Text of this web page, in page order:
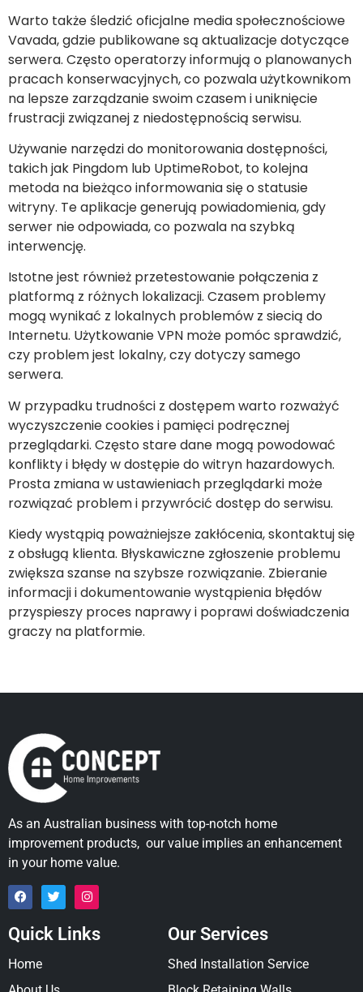
Warto także śledzić oficjalne media społecznościowe
Vavada, gdzie publikowane są aktualizacje dotyczące
serwera. Często operatorzy informują o planowanych
pracach konserwacyjnych, co pozwala użytkownikom
na lepsze zarządzanie swoim czasem i uniknięcie
frustracji związanej z niedostępnością serwisu.
Używanie narzędzi do monitorowania dostępności,
takich jak Pingdom lub UptimeRobot, to kolejna
metoda na bieżąco informowania się o statusie
witryny. Te aplikacje generują powiadomienia, gdy
serwer nie odpowiada, co pozwala na szybką
interwencję.
Istotne jest również przetestowanie połączenia z
platformą z różnych lokalizacji. Czasem problemy
mogą wynikać z lokalnych problemów z siecią do
Internetu. Użytkowanie VPN może pomóc sprawdzić,
czy problem jest lokalny, czy dotyczy samego
serwera.
W przypadku trudności z dostępem warto rozważyć
wyczyszczenie cookies i pamięci podręcznej
przeglądarki. Często stare dane mogą powodować
konflikty i błędy w dostępie do witryn hazardowych.
Prosta zmiana w ustawieniach przeglądarki może
rozwiązać problem i przywrócić dostęp do serwisu.
Kiedy wystąpią poważniejsze zakłócenia, skontaktuj się
z obsługą klienta. Błyskawiczne zgłoszenie problemu
zwiększa szanse na szybsze rozwiązanie. Zbieranie
informacji i dokumentowanie wystąpienia błędów
przyspieszy proces naprawy i poprawi doświadczenia
graczy na platformie.
As an Australian business with top-notch home
improvement products, our value implies an enhancement
in your home value.
Quick Links
Home
Our Services
Shed Installation Service